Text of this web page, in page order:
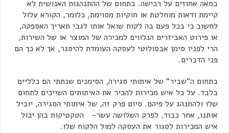
במאה אחוזים על רכישה. בתחום של ההתנהגות האנושית לא
קיימת ודאות מוחלטת או חוקיות מסוימת, כלומר, הקורא עלול
לחשוב כי בכל פעם בה לקוח שואל אותו לגבי תאריך האספקה,
או פירוט האביזרים הנלווים למכירה של המוצר או של השירות,
הרי לפניו סימן אבסולוטי לעסקה העומדת להיסגר, אך לא כך הם
פני הדברים.
בתחום ה"שביר" של איתותי סגירה, הסימנים שנתתי הם כלליים
בלבד. על כל איש מכירות להכיר את האיתותים השייכים לתחום
שלו ולהתנהג על פיהם. סיום פרק זה, של איתותי הסגירה, יוביל
אותנו, אחר כבוד, לפרק השלושה עשר– הטקטיקות בהן יכול
איש המכירות לסגור את העסקה למול הלקוח שלו.